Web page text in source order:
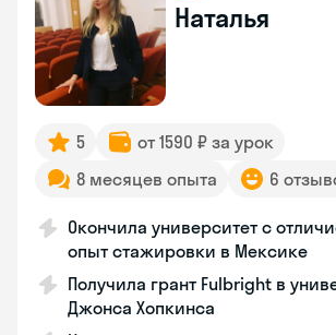
Наталья
5
от 1590 ₽ за урок
8 месяцев опыта
6
Окончила университет с
опыт стажировки в Мексике
Получила грант Fulbright в
Джонса Хопкинса